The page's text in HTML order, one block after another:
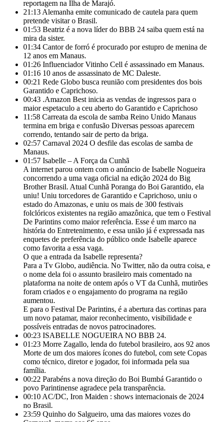
reportagem na Ilha de Marajó.
21:13 Alemanha emite comunicado de cautela para quem
pretende visitar o Brasil.
01:53 Beatriz é a nova líder do BBB 24 saiba quem está na
mira da sister.
01:34 Cantor de forró é procurado por estupro de menina de
12 anos em Manaus.
01:26 Influenciador Vitinho Cell é assassinado em Manaus.
01:16 10 anos de assassinato de MC Daleste.
00:21 Rede Globo busca reunião com presidentes dos bois
Garantido e Caprichoso.
00:43 .Amazon Best inicia as vendas de ingressos para o
maior espetaculo a ceu aberto do Garantido e Caprichoso
11:58 Carreata da escola de samba Reino Unido Manaus
termina em briga e confusão Diversas pessoas aparecem
correndo, tentando sair de perto da briga.
02:57 Carnaval 2024 O desfile das escolas de samba de
Manaus.
01:57 Isabelle – A Força da Cunhã
A internet parou ontem com o anúncio de Isabelle Nogueira
concorrendo a uma vaga oficial na edição 2024 do Big
Brother Brasil. Atual Cunhã Poranga do Boi Garantido, ela
uniu! Uniu torcedores de Garantido e Caprichoso, uniu o
estado do Amazonas, e uniu os mais de 300 festivais
folclóricos existentes na região amazônica, que tem o Festival
De Parintins como maior referência. Esse é um marco na
história do Entretenimento, e essa união já é expressada nas
enquetes de preferência do público onde Isabelle aparece
como favorita a essa vaga.
O que a entrada da Isabelle representa?
Para a Tv Globo, audiência. No Twitter, não da outra coisa, e
o nome dela foi o assunto brasileiro mais comentado na
plataforma na noite de ontem após o VT da Cunhã, mutirões
foram criados e o engajamento do programa na região
aumentou.
E para o Festival De Parintins, é a abertura das cortinas para
um novo patamar, maior reconhecimento, visibilidade e
possíveis entradas de novos patrocinadores.
00:23 ISABELLE NOGUEIRA NO BBB 24.
01:23 Morre Zagallo, lenda do futebol brasileiro, aos 92 anos
Morte de um dos maiores ícones do futebol, com sete Copas
como técnico, diretor e jogador, foi informada pela sua
família.
00:22 Parabéns a nova direção do Boi Bumbá Garantido o
povo Parintinense agradece pela transparência.
00:10 AC/DC, Iron Maiden : shows internacionais de 2024
no Brasil.
23:59 Quinho do Salgueiro, uma das maiores vozes do